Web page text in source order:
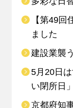
【第49
ました
建設業襲
5月20日
い閉所日
京都府知